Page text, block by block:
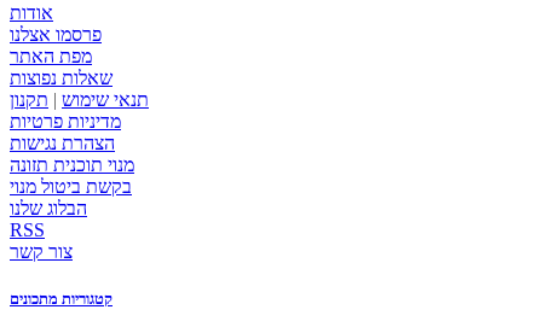
אודות
פרסמו אצלנו
מפת האתר
שאלות נפוצות
תנאי שימוש | תקנון
מדיניות פרטיות
הצהרת נגישות
מנוי תוכנית תזונה
בקשת ביטול מנוי
הבלוג שלנו
RSS
צור קשר
קטגוריות מתכונים